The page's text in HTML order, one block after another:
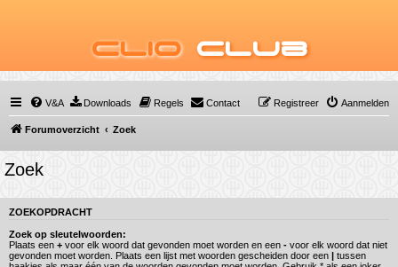
Clio Club
V&A Downloads Regels Contact Aanmelden
Registreer
Forumoverzicht Zoek
Zoek
ZOEKOPDRACHT
Zoek op sleutelwoorden:
Plaats een + voor elk woord dat gevonden moet worden en een - voor elk woord dat niet
gevonden moet worden. Plaats een lijst met woorden gescheiden door een | tussen